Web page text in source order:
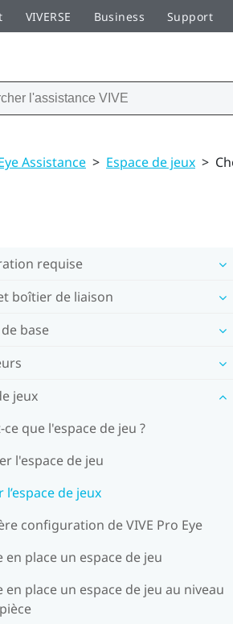
VIVERSE Business Support
Assistance > Espace de jeux >
requise
boîtier de liaison
base
jeux
ce que l'espace de jeu ?
l'espace de jeu
l’espace de jeux
configuration de VIVE Pro Eye
en place un espace de jeu
en place un espace de jeu au niveau